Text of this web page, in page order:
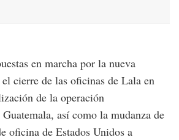
en marcha por la nueva
cierre de las oficinas de Lala en
de la operación
así como la mudanza de
oficina de Estados Unidos a